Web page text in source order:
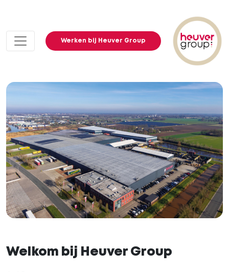
Werken bij Heuver Group
Welkom bij Heuver Group